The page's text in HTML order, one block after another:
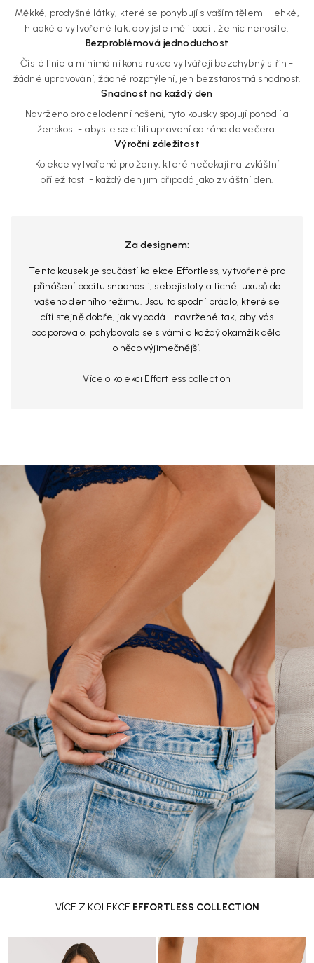
Měkké, prodyšné látky, které se pohybují s vaším tělem - lehké,
hladké a vytvořené tak, aby jste měli pocit, že nic nenosíte.
Bezproblémová jednoduchost
Čisté linie a minimální konstrukce vytvářejí bezchybný střih -
žádné upravování, žádné rozptýlení, jen bezstarostná snadnost.
Snadnost na každý den
Navrženo pro celodenní nošení, tyto kousky spojují pohodlí a
ženskost - abyste se cítili upravení od rána do večera.
Výroční záležitost
Kolekce vytvořená pro ženy, které nečekají na zvláštní
příležitosti - každý den jim připadá jako zvláštní den.
Za designem:
Tento kousek je součástí kolekce Effortless, vytvořené pro
přinášení pocitu snadnosti, sebejistoty a tiché luxusů do
vašeho denního režimu. Jsou to spodní prádlo, které se
cítí stejně dobře, jak vypadá - navržené tak, aby vás
podporovalo, pohybovalo se s vámi a každý okamžik dělal
o něco výjimečnější.
Více o kolekci Effortless collection
VÍCE Z KOLEKCE EFFORTLESS COLLECTION